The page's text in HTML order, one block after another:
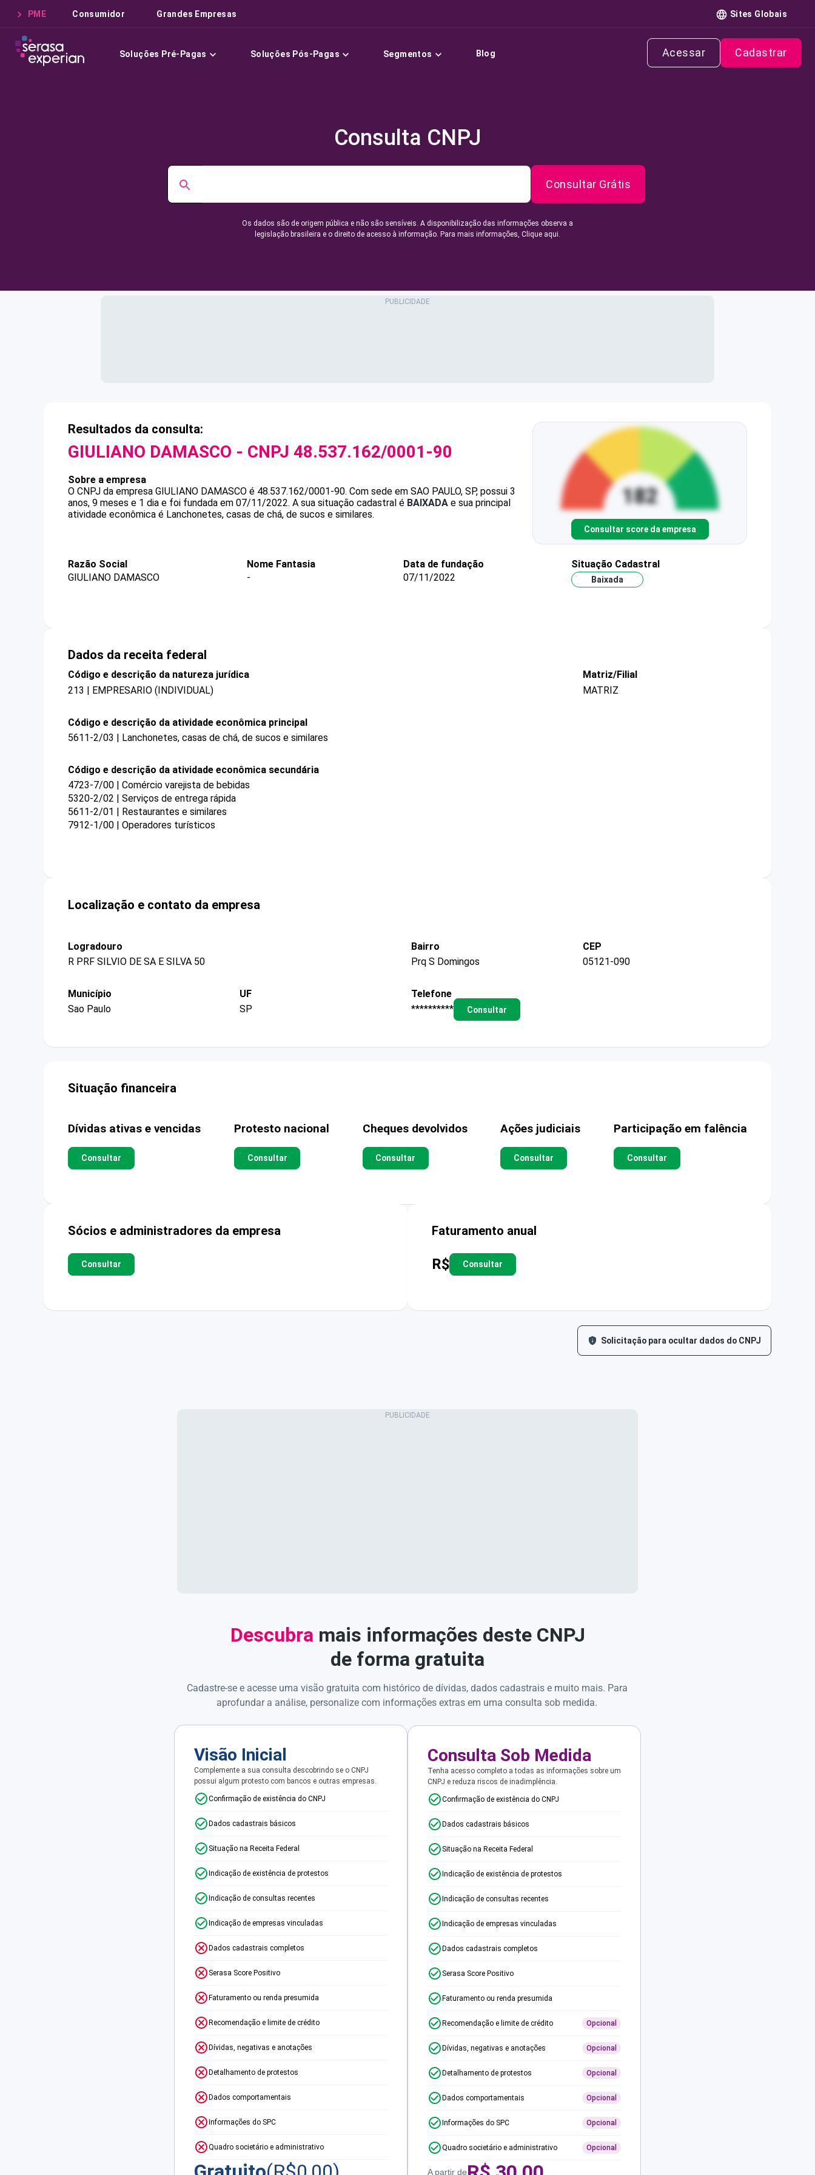
PME Consumidor Grandes Empresas Sites Globais
Soluções Pré-Pagas Soluções Pós-Pagas Segmentos Blog Acessar Cadastrar
Consulta CNPJ
Consultar Grátis
Os dados são de origem pública e não são sensíveis. A disponibilização das informações observa a
legislação brasileira e o direito de acesso à informação. Para mais informações, Clique aqui.
Resultados da consulta:
GIULIANO DAMASCO - CNPJ 48.537.162/0001-90
Sobre a empresa
O CNPJ da empresa GIULIANO DAMASCO é 48.537.162/0001-90. Com sede em SAO PAULO, SP, possui 3
anos, 9 meses e 1 dia e foi fundada em 07/11/2022. A sua situação cadastral é BAIXADA e sua principal
atividade econômica é Lanchonetes, casas de chá, de sucos e similares.
Consultar score da empresa
Razão Social
GIULIANO DAMASCO
Nome Fantasia
-
Data de fundação
07/11/2022
Situação Cadastral
Baixada
Dados da receita federal
Código e descrição da natureza jurídica
213 | EMPRESARIO (INDIVIDUAL)
Matriz/Filial
MATRIZ
Código e descrição da atividade econômica principal
5611-2/03 | Lanchonetes, casas de chá, de sucos e similares
Código e descrição da atividade econômica secundária
4723-7/00 | Comércio varejista de bebidas
5320-2/02 | Serviços de entrega rápida
5611-2/01 | Restaurantes e similares
7912-1/00 | Operadores turísticos
Localização e contato da empresa
Logradouro
R PRF SILVIO DE SA E SILVA 50
Bairro
Prq S Domingos
CEP
05121-090
Município
Sao Paulo
UF
SP
Telefone
**********
Consultar
Situação financeira
Dívidas ativas e vencidas
Consultar
Protesto nacional
Consultar
Cheques devolvidos
Consultar
Ações judiciais
Consultar
Participação em falência
Consultar
Sócios e administradores da empresa
Consultar
Faturamento anual
R$ Consultar
Solicitação para ocultar dados do CNPJ
Descubra mais informações deste CNPJ
de forma gratuita
Cadastre-se e acesse uma visão gratuita com histórico de dívidas, dados cadastrais e muito mais. Para
aprofundar a análise, personalize com informações extras em uma consulta sob medida.
Visão Inicial
Complemente a sua consulta descobrindo se o CNPJ
possui algum protesto com bancos e outras empresas.
Confirmação de existência do CNPJ
Dados cadastrais básicos
Situação na Receita Federal
Indicação de existência de protestos
Indicação de consultas recentes
Indicação de empresas vinculadas
Dados cadastrais completos
Serasa Score Positivo
Faturamento ou renda presumida
Recomendação e limite de crédito
Dívidas, negativas e anotações
Detalhamento de protestos
Dados comportamentais
Informações do SPC
Quadro societário e administrativo
Consulta Sob Medida
Tenha acesso completo a todas as informações sobre um
CNPJ e reduza riscos de inadimplência.
Confirmação de existência do CNPJ
Dados cadastrais básicos
Situação na Receita Federal
Indicação de existência de protestos
Indicação de consultas recentes
Indicação de empresas vinculadas
Dados cadastrais completos
Serasa Score Positivo
Faturamento ou renda presumida
Recomendação e limite de crédito Opcional
Dívidas, negativas e anotações Opcional
Detalhamento de protestos Opcional
Dados comportamentais Opcional
Informações do SPC Opcional
Quadro societário e administrativo Opcional
A partir de